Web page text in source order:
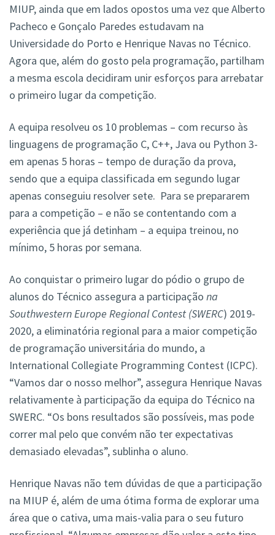
MIUP, ainda que em lados opostos uma vez que Alberto
Pacheco e Gonçalo Paredes estudavam na
Universidade do Porto e Henrique Navas no Técnico.
Agora que, além do gosto pela programação, partilham
a mesma escola decidiram unir esforços para arrebatar
o primeiro lugar da competição.
A equipa resolveu os 10 problemas – com recurso às
linguagens de programação C, C++, Java ou Python 3-
em apenas 5 horas – tempo de duração da prova,
sendo que a equipa classificada em segundo lugar
apenas conseguiu resolver sete. Para se prepararem
para a competição – e não se contentando com a
experiência que já detinham – a equipa treinou, no
mínimo, 5 horas por semana.
Ao conquistar o primeiro lugar do pódio o grupo de
alunos do Técnico assegura a participação na
Southwestern Europe Regional Contest (SWERC) 2019-
2020, a eliminatória regional para a maior competição
de programação universitária do mundo, a
International Collegiate Programming Contest (ICPC).
“Vamos dar o nosso melhor”, assegura Henrique Navas
relativamente à participação da equipa do Técnico na
SWERC. “Os bons resultados são possíveis, mas pode
correr mal pelo que convém não ter expectativas
demasiado elevadas”, sublinha o aluno.
Henrique Navas não tem dúvidas de que a participação
na MIUP é, além de uma ótima forma de explorar uma
área que o cativa, uma mais-valia para o seu futuro